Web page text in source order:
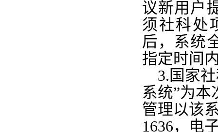
议新用户
须社科处
后，系统
指定时间
3. 国家
系统”为
管理以该
1636，电